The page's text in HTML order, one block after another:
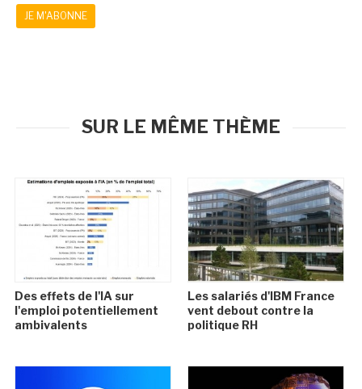
JE M'ABONNE
SUR LE MÊME THÈME
Des effets de l'IA sur
l'emploi potentiellement
ambivalents
Les salariés d'IBM France
vent debout contre la
politique RH